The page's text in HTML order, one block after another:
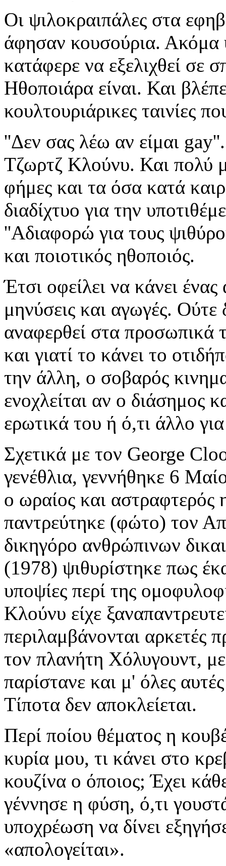
Οι ψιλοκραιπάλες στα
άφησαν κουσούρια. Ακόμα
κατάφερε να εξελιχθεί σε
Ηθοποιάρα είναι. Και
κουλτουριάρικες ταινίες
''Δεν σας λέω αν είμαι
Τζωρτζ Κλούνυ. Και πολύ
φήμες και τα όσα κατά
διαδίχτυο για την
''Αδιαφορώ για τους
και ποιοτικός ηθοποιός.
Έτσι οφείλει να κάνει
μηνύσεις και αγωγές. Ούτε
αναφερθεί στα προσωπικά
και γιατί το κάνει το
την άλλη, ο σοβαρός
ενοχλείται αν ο διάσημος
ερωτικά του ή ό,τι άλλο
Σχετικά με τον George
γενέθλια, γεννήθηκε 6
ο ωραίος και αστραφτερός
παντρεύτηκε (φώτο) τον
δικηγόρο ανθρώπινων
(1978) ψιθυρίστηκε πως
υποψίες περί της
Κλούνυ είχε
περιλαμβάνονται αρκετές
τον πλανήτη Χόλυγουντ,
παρίστανε και μ' όλες
Τίποτα δεν αποκλείεται.
Περί ποίου θέματος η
κυρία μου, τι κάνει στο
κουζίνα ο όποιος; Έχει
γέννησε η φύση, ό,τι
υποχρέωση να δίνει
«απολογείται».